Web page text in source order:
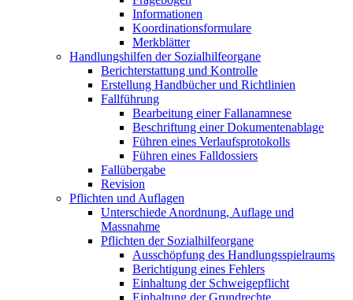
Informationen
Koordinationsformulare
Merkblätter
Handlungshilfen der Sozialhilfeorgane
Berichterstattung und Kontrolle
Erstellung Handbücher und Richtlinien
Fallführung
Bearbeitung einer Fallanamnese
Beschriftung einer Dokumentenablage
Führen eines Verlaufsprotokolls
Führen eines Falldossiers
Fallübergabe
Revision
Pflichten und Auflagen
Unterschiede Anordnung, Auflage und
Massnahme
Pflichten der Sozialhilfeorgane
Ausschöpfung des Handlungsspielraums
Berichtigung eines Fehlers
Einhaltung der Schweigepflicht
Einhaltung der Grundrechte